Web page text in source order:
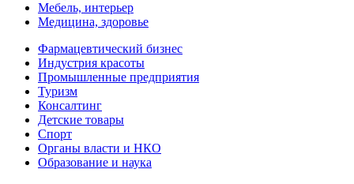
Мебель, интерьер
Медицина, здоровье
Фармацевтический бизнес
Индустрия красоты
Промышленные предприятия
Туризм
Консалтинг
Детские товары
Спорт
Органы власти и НКО
Образование и наука